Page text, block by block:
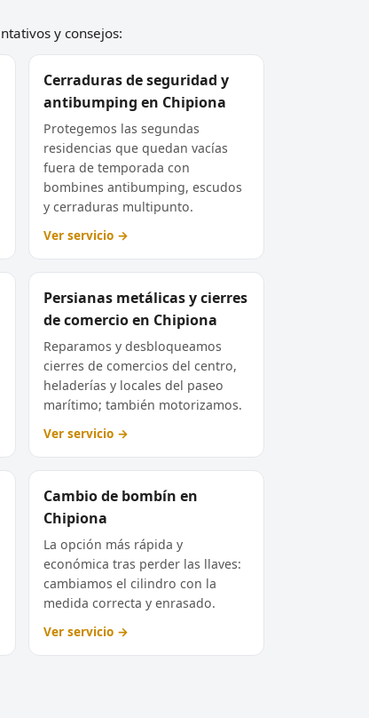
y consejos:
Cerraduras de seguridad y
antibumping en Chipiona
Protegemos las segundas
residencias que quedan vacías
fuera de temporada con
bombines antibumping, escudos
y cerraduras multipunto.
Ver servicio →
Persianas metálicas y cierres
de comercio en Chipiona
Reparamos y desbloqueamos
cierres de comercios del centro,
heladerías y locales del paseo
marítimo; también motorizamos.
Ver servicio →
Cambio de bombín en
Chipiona
La opción más rápida y
económica tras perder las llaves:
cambiamos el cilindro con la
medida correcta y enrasado.
Ver servicio →